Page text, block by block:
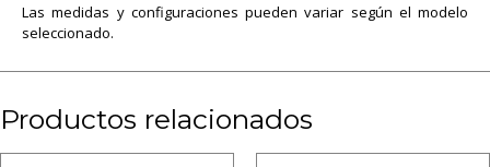
Las medidas y configuraciones pueden variar según el modelo
seleccionado.
Productos relacionados